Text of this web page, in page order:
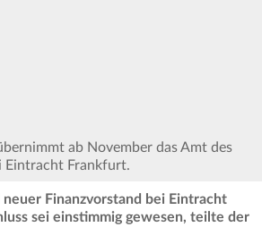
ab November das Amt des
Eintracht Frankfurt.
Finanzvorstand bei Eintracht
sei einstimmig gewesen, teilte der